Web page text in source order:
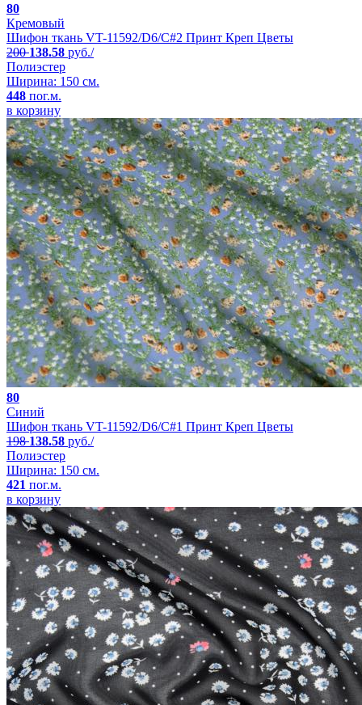
80
Кремовый
Шифон ткань VT-11592/D6/C#2 Принт Креп Цветы
200138.58 руб./
Полиэстер
Ширина: 150 см.
448 пог.м.
в корзину
80
Синий
Шифон ткань VT-11592/D6/C#1 Принт Креп Цветы
198138.58 руб./
Полиэстер
Ширина: 150 см.
421 пог.м.
в корзину